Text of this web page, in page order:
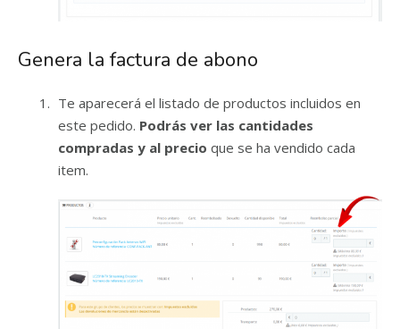
Genera la factura de abono
Te aparecerá el listado de productos incluidos en
este pedido. Podrás ver las cantidades
compradas y al precio que se ha vendido cada
item.